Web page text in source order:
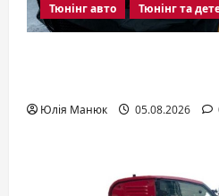
Тюнінг авто Тюнінг та
Юлія Манюк 05.08.2026